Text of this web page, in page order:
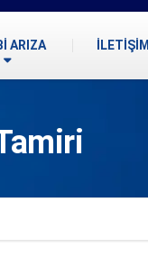
ARIZA İLETİŞİM